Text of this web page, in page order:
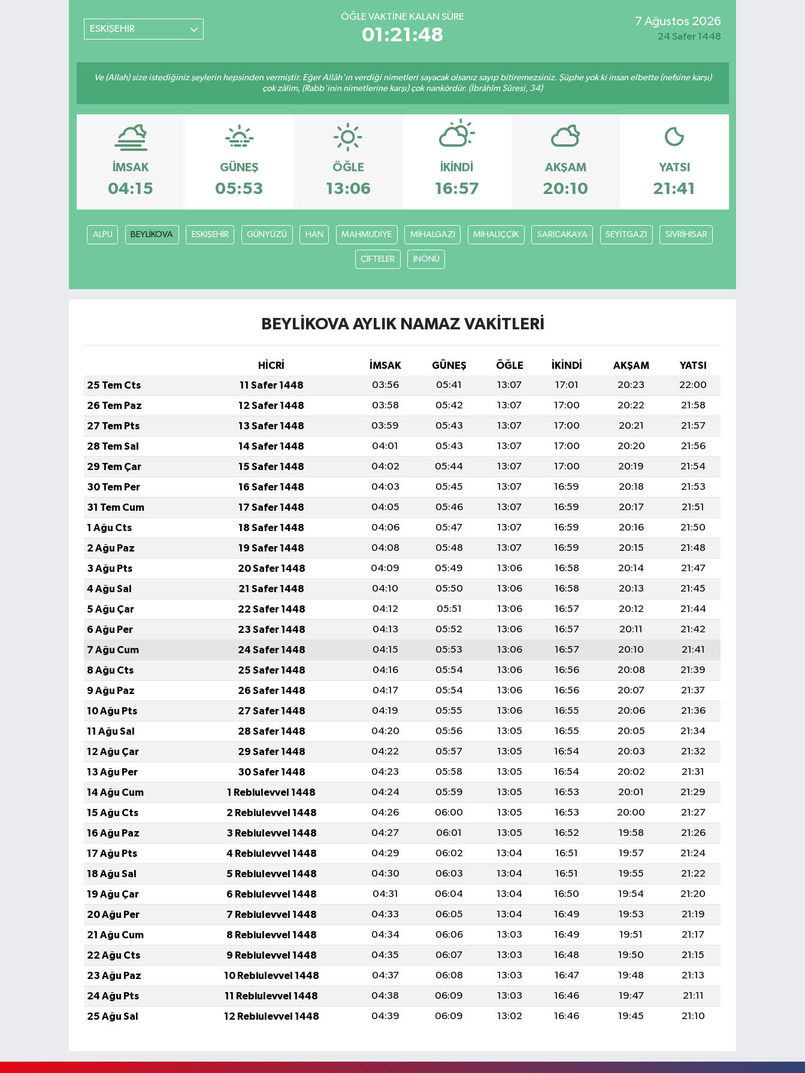
ESKİŞEHİR
ÖĞLE VAKTINE KALAN SÜRE
01:21:48
7 Ağustos 2026
24 Safer 1448
Ve (Allah) size istediğiniz şeylerin hepsinden vermiştir. Eğer Allâh'ın verdiği nimetleri sayacak olsanız sayıp bitiremezsiniz. Şüphe yok ki insan elbette (nefsine karşı)
çok zâlim, (Rabb'inin nimetlerine karşı) çok nankördür. (İbrâhîm Sûresi, 34)
İMSAK
04:15
GÜNEŞ
05:53
ÖĞLE
13:06
İKINDI
16:57
AKŞAM
20:10
YATSI
21:41
ALPU BEYLİKOVA ESKİŞEHİR GÜNYÜZÜ HAN MAHMUDİYE MİHALGAZİ MİHALIÇÇIK SARICAKAYA SEYİTGAZİ SİVRİHİSAR
ÇİFTELER İNÖNÜ
BEYLİKOVA AYLIK NAMAZ VAKITLERI
HİCRİ İMSAK GÜNEŞ ÖĞLE İKINDI AKŞAM
YATSI
25 Tem Cts
11 Safer 1448 03:56 05:41 13:07 17:01 20:23
22:00
26 Tem Paz
12 Safer 1448 03:58 05:42 13:07 17:00 20:22
21:58
27 Tem Pts
13 Safer 1448 03:59 05:43 13:07 17:00 20:21
21:57
28 Tem Sal
14 Safer 1448 04:01 05:43 13:07 17:00 20:20
21:56
29 Tem Çar
15 Safer 1448 04:02 05:44 13:07 17:00 20:19
21:54
30 Tem Per
16 Safer 1448 04:03 05:45 13:07 16:59 20:18
21:53
31 Tem Cum
17 Safer 1448 04:05 05:46 13:07 16:59 20:17
21:51
1 Ağu Cts
18 Safer 1448 04:06 05:47 13:07 16:59 20:16
21:50
2 Ağu Paz
19 Safer 1448 04:08 05:48 13:07 16:59 20:15
21:48
3 Ağu Pts
20 Safer 1448 04:09 05:49 13:06 16:58 20:14
21:47
4 Ağu Sal
21 Safer 1448 04:10 05:50 13:06 16:58 20:13
21:45
5 Ağu Çar
22 Safer 1448 04:12 05:51 13:06 16:57 20:12
21:44
6 Ağu Per
23 Safer 1448 04:13 05:52 13:06 16:57 20:11
21:42
7 Ağu Cum
24 Safer 1448 04:15 05:53 13:06 16:57 20:10
21:41
8 Ağu Cts
25 Safer 1448 04:16 05:54 13:06 16:56 20:08
21:39
9 Ağu Paz
26 Safer 1448 04:17 05:54 13:06 16:56 20:07
21:37
10 Ağu Pts
27 Safer 1448 04:19 05:55 13:06 16:55 20:06
21:36
11 Ağu Sal
28 Safer 1448 04:20 05:56 13:05 16:55 20:05
21:34
12 Ağu Çar
29 Safer 1448 04:22 05:57 13:05 16:54 20:03
21:32
13 Ağu Per
30 Safer 1448 04:23 05:58 13:05 16:54 20:02
21:31
14 Ağu Cum
1 Rebiulevvel 1448 04:24 05:59 13:05 16:53 20:01
21:29
15 Ağu Cts
2 Rebiulevvel 1448 04:26 06:00 13:05 16:53 20:00
21:27
16 Ağu Paz
3 Rebiulevvel 1448 04:27 06:01 13:05 16:52 19:58
21:26
17 Ağu Pts
4 Rebiulevvel 1448 04:29 06:02 13:04 16:51 19:57
21:24
18 Ağu Sal
5 Rebiulevvel 1448 04:30 06:03 13:04 16:51 19:55
21:22
19 Ağu Çar
6 Rebiulevvel 1448 04:31 06:04 13:04 16:50 19:54
21:20
20 Ağu Per
7 Rebiulevvel 1448 04:33 06:05 13:04 16:49 19:53
21:19
21 Ağu Cum
8 Rebiulevvel 1448 04:34 06:06 13:03 16:49 19:51
21:17
22 Ağu Cts
9 Rebiulevvel 1448 04:35 06:07 13:03 16:48 19:50
21:15
23 Ağu Paz
10 Rebiulevvel 1448 04:37 06:08 13:03 16:47 19:48
21:13
24 Ağu Pts
11 Rebiulevvel 1448 04:38 06:09 13:03 16:46 19:47
21:11
25 Ağu Sal
12 Rebiulevvel 1448 04:39 06:09 13:02 16:46 19:45 21:10
TRABZONSPOR